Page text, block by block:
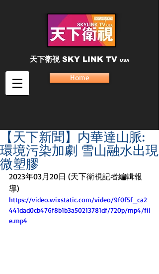
天下衛視 SKY LINK TV USA
Home
【天下新聞】内華達山脈:
環境污染加劇 雪山融水出現
微塑膠
2023年03月20日 (天下衛視記者編輯報
導)
https://video.wixstatic.com/video/9f0f5f_ca2
441dad0cb476f8b1b3a50213781df/720p/mp4/fil
e.mp4